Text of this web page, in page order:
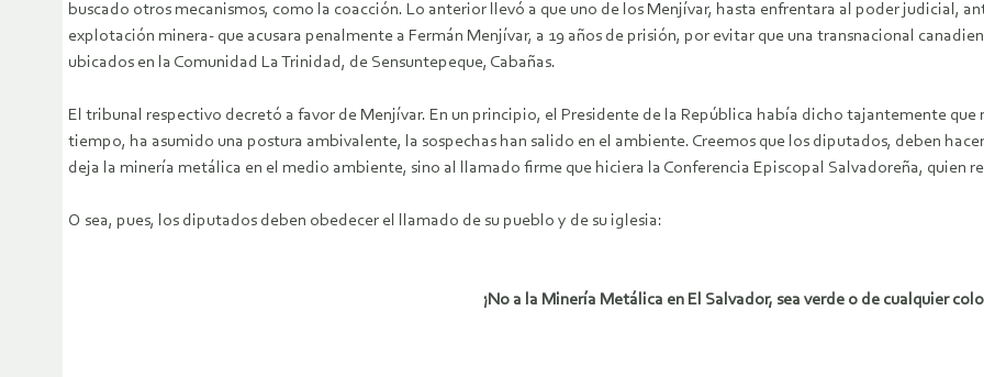
buscado otros mecanismos, como la coacción. Lo anterior llevó a que uno de los Menjívar, hasta enfrentara al poder judicial,
explotación minera- que acusara penalmente a Fermán Menjívar, a 19 años de prisión, por evitar que una transnacional
ubicados en la Comunidad La Trinidad, de Sensuntepeque, Cabañas.
El tribunal respectivo decretó a favor de Menjívar. En un principio, el Presidente de la República había dicho tajantemente
tiempo, ha asumido una postura ambivalente, la sospechas han salido en el ambiente. Creemos que los diputados, deben
deja la minería metálica en el medio ambiente, sino al llamado firme que hiciera la Conferencia Episcopal Salvadoreña, quien
O sea, pues, los diputados deben obedecer el llamado de su pueblo y de su iglesia:
¡No a la Minería Metálica en El Salvador, sea verde o de cualquier